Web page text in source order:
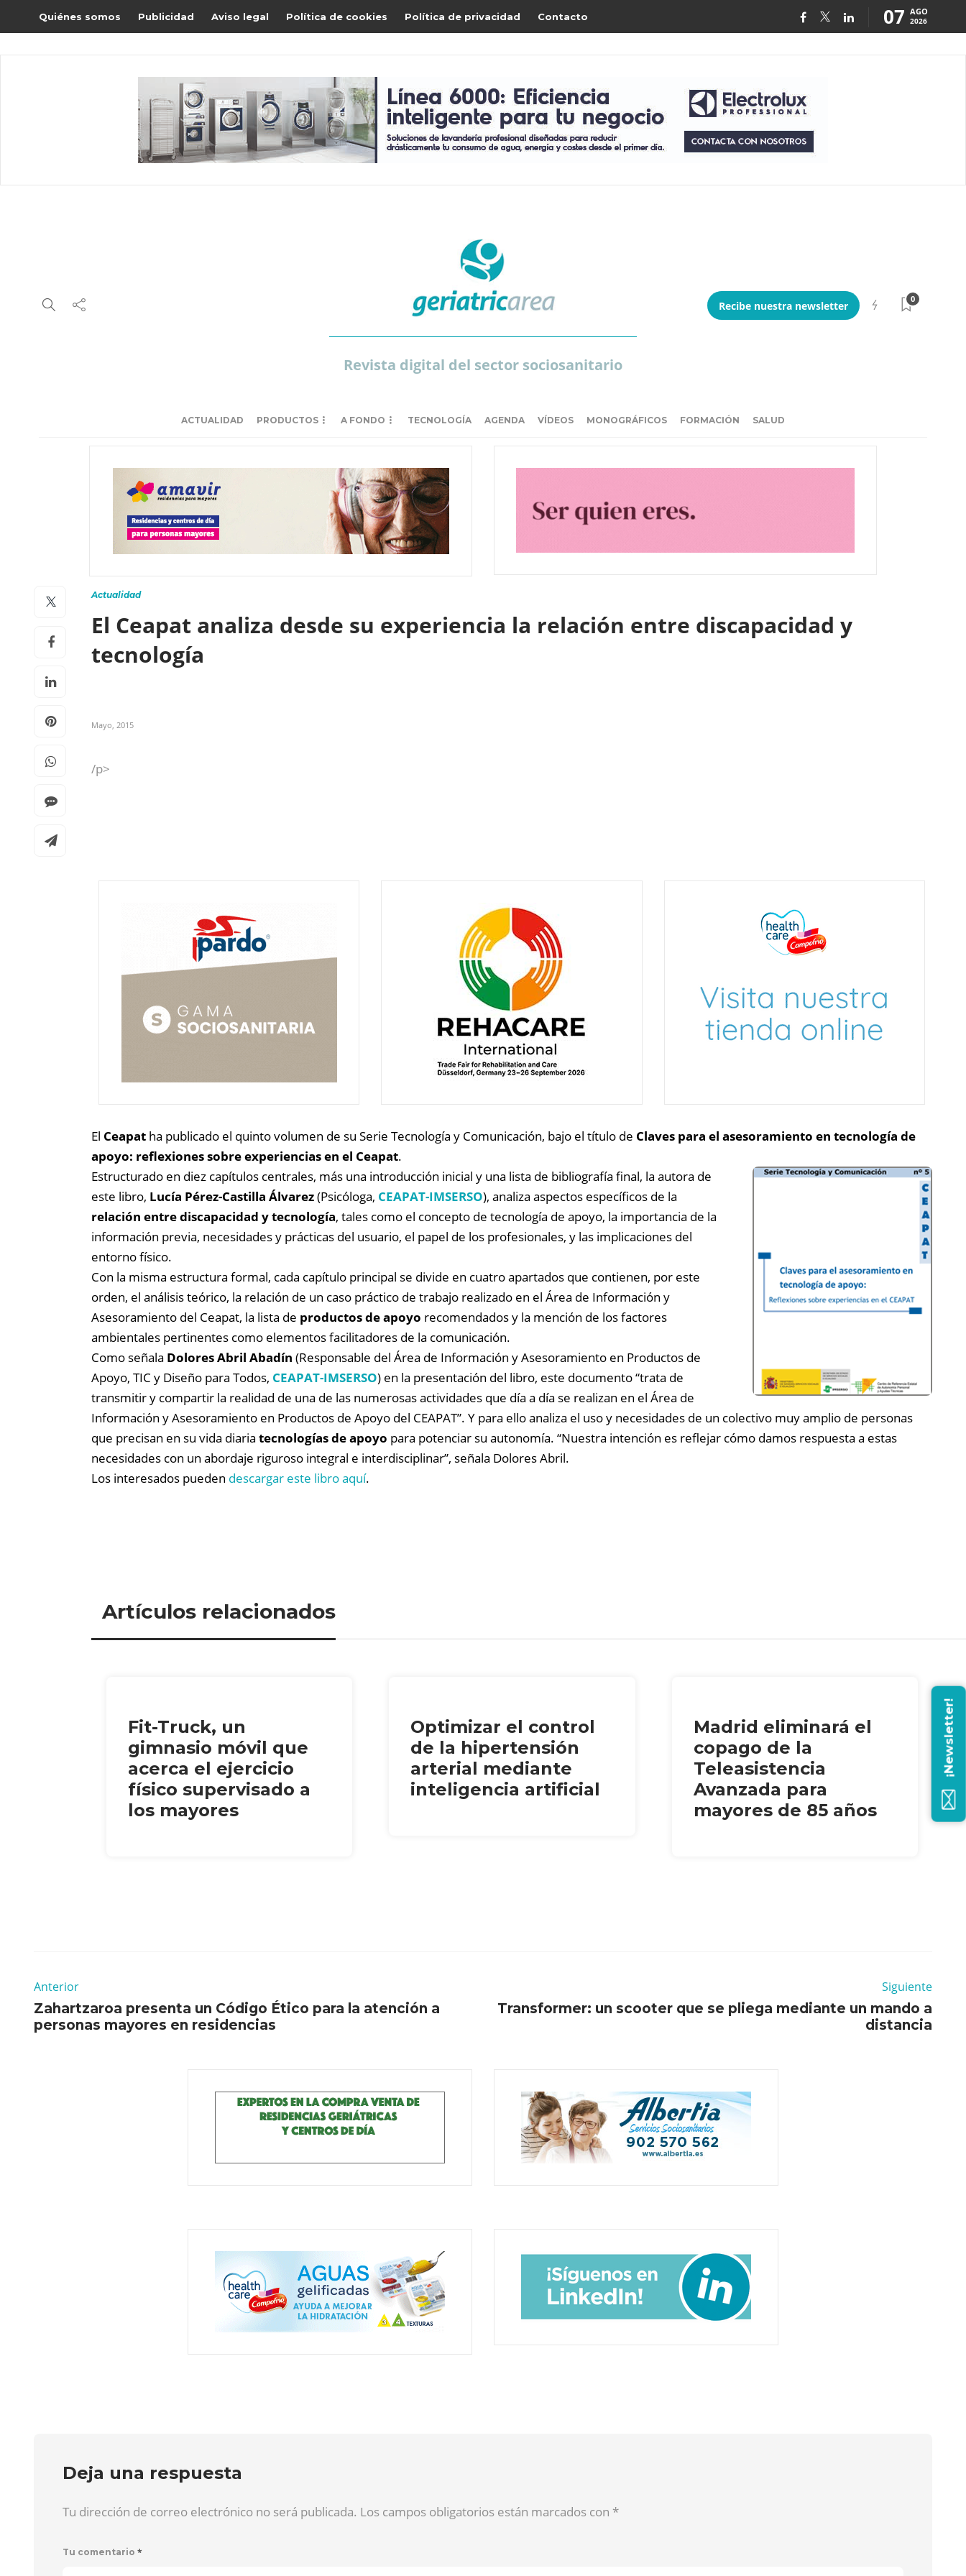
Quiénes somos Publicidad Aviso legal Política de cookies Política de privacidad Contacto 07 AGO
2026
Revista digital del sector sociosanitario
Recibe nuestra newsletter
0
ACTUALIDAD PRODUCTOS A FONDO TECNOLOGÍA AGENDA VÍDEOS MONOGRÁFICOS FORMACIÓN SALUD
Actualidad
El Ceapat analiza desde su experiencia la relación entre discapacidad y
tecnología
Mayo, 2015
/p>
El Ceapat ha publicado el quinto volumen de su Serie Tecnología y Comunicación, bajo el título de Claves para el asesoramiento en tecnología de
apoyo: reflexiones sobre experiencias en el Ceapat.
Estructurado en diez capítulos centrales, más una introducción inicial y una lista de bibliografía final, la autora de
este libro, Lucía Pérez-Castilla Álvarez(Psicóloga, CEAPAT-IMSERSO), analiza aspectos específicos de la
relación entre discapacidad y tecnología, tales como el concepto de tecnología de apoyo, la importancia de la
información previa, necesidades y prácticas del usuario, el papel de los profesionales, y las implicaciones del
entorno físico.
Con la misma estructura formal, cada capítulo principal se divide en cuatro apartados que contienen, por este
orden, el análisis teórico, la relación de un caso práctico de trabajo realizado en el Área de Información y
Asesoramiento del Ceapat, la lista de productos de apoyo recomendados y la mención de los factores
ambientales pertinentes como elementos facilitadores de la comunicación.
Como señala Dolores Abril Abadín (Responsable del Área de Información y Asesoramiento en Productos de
Apoyo, TIC y Diseño para Todos, CEAPAT-IMSERSO) en la presentación del libro, este documento “trata de
transmitir y compartir la realidad de una de las numerosas actividades que día a día se realizan en el Área de
Información y Asesoramiento en Productos de Apoyo del CEAPAT”. Y para ello analiza el uso y necesidades de un colectivo muy amplio de personas
que precisan en su vida diaria tecnologías de apoyo para potenciar su autonomía. “Nuestra intención es reflejar cómo damos respuesta a estas
necesidades con un abordaje riguroso integral e interdisciplinar”, señala Dolores Abril.
Los interesados pueden descargar este libro aquí.
Artículos relacionados
Fit-Truck, un
gimnasio móvil que
acerca el ejercicio
físico supervisado a
los mayores
Optimizar el control
de la hipertensión
arterial mediante
inteligencia artificial
Madrid eliminará el
copago de la
Teleasistencia
Avanzada para
mayores de 85 años
Anterior
Zahartzaroa presenta un Código Ético para la atención a
personas mayores en residencias
Siguiente
Transformer: un scooter que se pliega mediante un mando a
distancia
Deja una respuesta
Tu dirección de correo electrónico no será publicada. Los campos obligatorios están marcados con *
Tu comentario *
¡Newsletter!